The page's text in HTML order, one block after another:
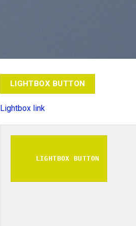
LIGHTBOX BUTTON
Lightbox link
LIGHTBOX BUTTON